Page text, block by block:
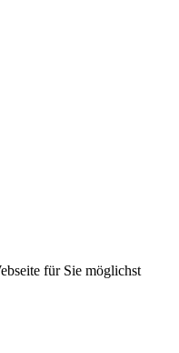
für Sie möglichst